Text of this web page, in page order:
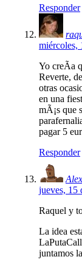
Responder
miércoles,
Yo creÃ­a
Reverte,
otras
en una
mÃ¡s que
pagar 5
Responder
jueves, 15
Raquel y
La idea
juntamos